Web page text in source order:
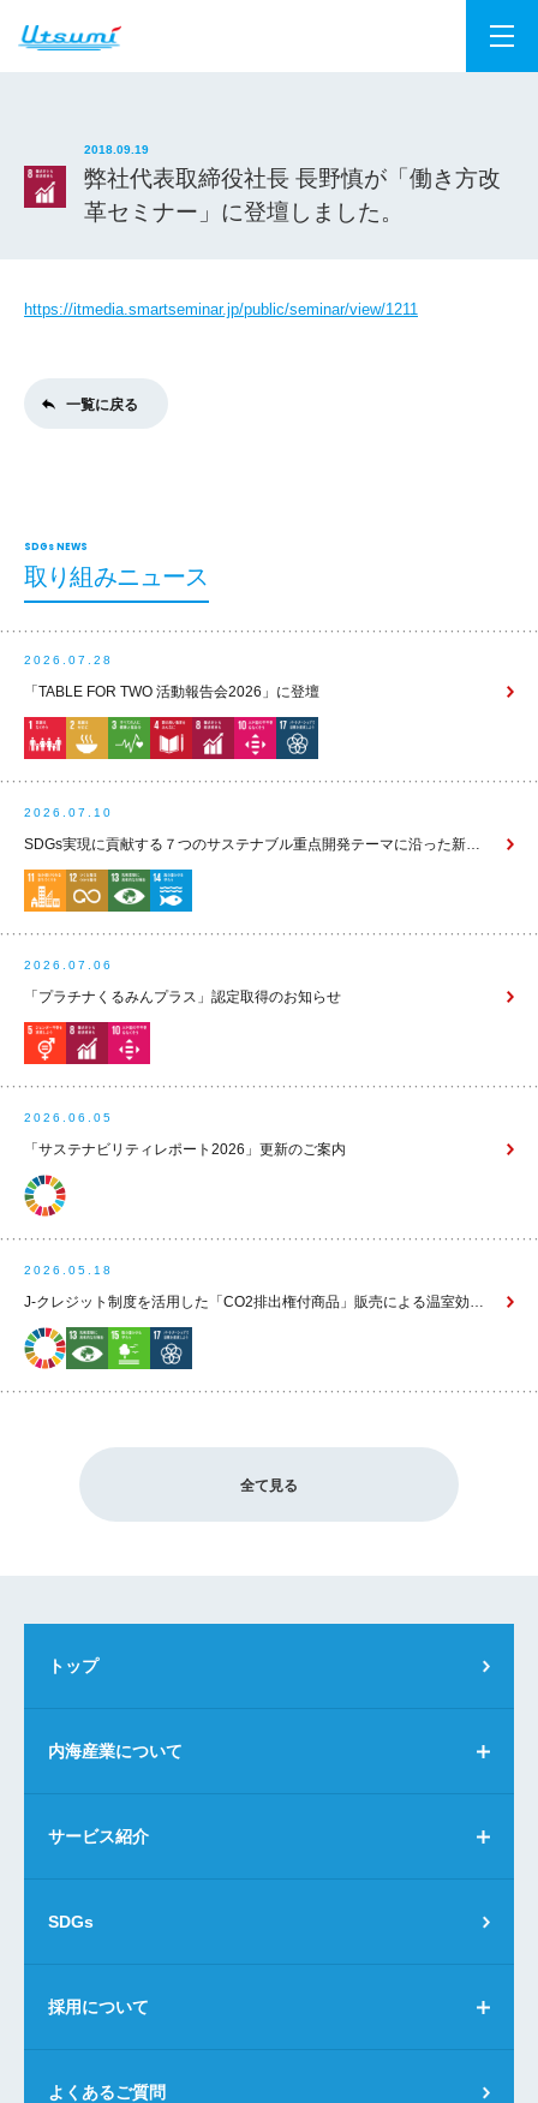
2018.09.19
弊社代表取締役社長 長野慎が「働き方改
革セミナー」に登壇しました。
https://itmedia.smartseminar.jp/public/seminar/view/1211
一覧に戻る
SDGs NEWS
取り組みニュース
2026.07.28
「TABLE FOR TWO 活動報告会2026」に登壇
2026.07.10
SDGs実現に貢献する７つのサステナブル重点開発テーマに沿った新商品の発売(2026年秋号)
2026.07.06
「プラチナくるみんプラス」認定取得のお知らせ
2026.06.05
「サステナビリティレポート2026」更新のご案内
2026.05.18
J-クレジット制度を活用した「CO2排出権付商品」販売による温室効果ガス排出量削減実績（2025年度）
全て見る
トップ
内海産業について
サービス紹介
SDGs
採用について
よくあるご質問